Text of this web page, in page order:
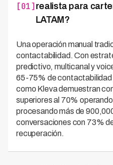
[01] realista para
LATAM?
Una operación manual
contactabilidad. Con
predictivo, multicanal y
65-75% de
como Kleva demuestran
superiores al 70%
procesando más de
conversaciones con 73%
recuperación.